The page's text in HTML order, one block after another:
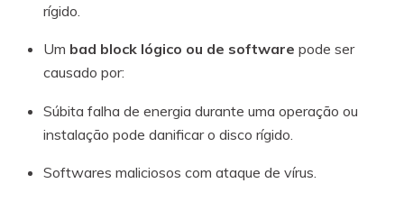
rígido.
Um bad block lógico ou de software pode ser
causado por:
Súbita falha de energia durante uma operação ou
instalação pode danificar o disco rígido.
Softwares maliciosos com ataque de vírus.